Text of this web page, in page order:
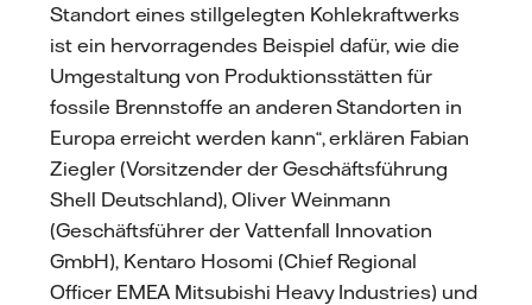
Standort eines stillgelegten Kohlekraftwerks
ist ein hervorragendes Beispiel dafür, wie die
Umgestaltung von Produktionsstätten für
fossile Brennstoffe an anderen Standorten in
Europa erreicht werden kann“, erklären Fabian
Ziegler (Vorsitzender der Geschäftsführung
Shell Deutschland), Oliver Weinmann
(Geschäftsführer der Vattenfall Innovation
GmbH), Kentaro Hosomi (Chief Regional
Officer EMEA Mitsubishi Heavy Industries) und